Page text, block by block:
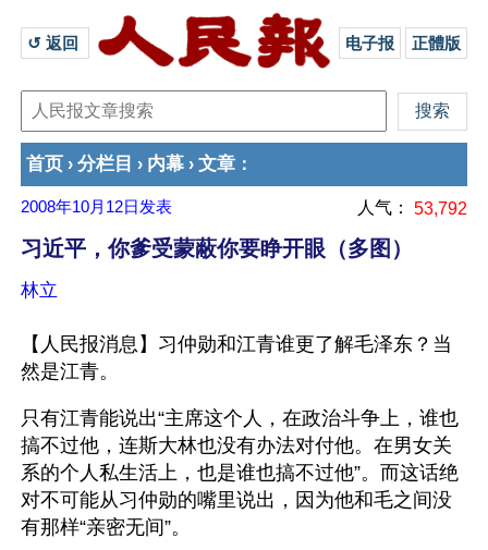
↺ 返回 电子报 正體版
首页 › 分栏目 › 内幕 › 文章 ：
2008年10月12日 发表 人气： 53,792
习近平，你爹受蒙蔽你要睁开眼（多图）
林立
【人民报消息】习仲勋和江青谁更了解毛泽东？当
然是江青。
只有江青能说出“主席这个人，在政治斗争上，谁也
搞不过他，连斯大林也没有办法对付他。在男女关
系的个人私生活上，也是谁也搞不过他”。而这话绝
对不可能从习仲勋的嘴里说出，因为他和毛之间没
有那样“亲密无间”。